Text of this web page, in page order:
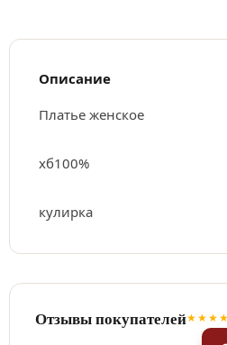
Описание
Платье женское
хб100%
кулирка
Отзывы покупателей